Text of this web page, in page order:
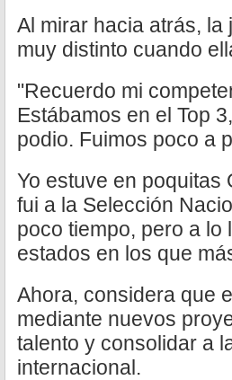
Al mirar hacia atrás,
muy distinto cuando
"Recuerdo mi
Estábamos en el Top
podio. Fuimos poco a
Yo estuve en poquitas
fui a la Selección
poco tiempo, pero a
estados en los que
Ahora, considera que
mediante nuevos
talento y consolidar a
internacional.